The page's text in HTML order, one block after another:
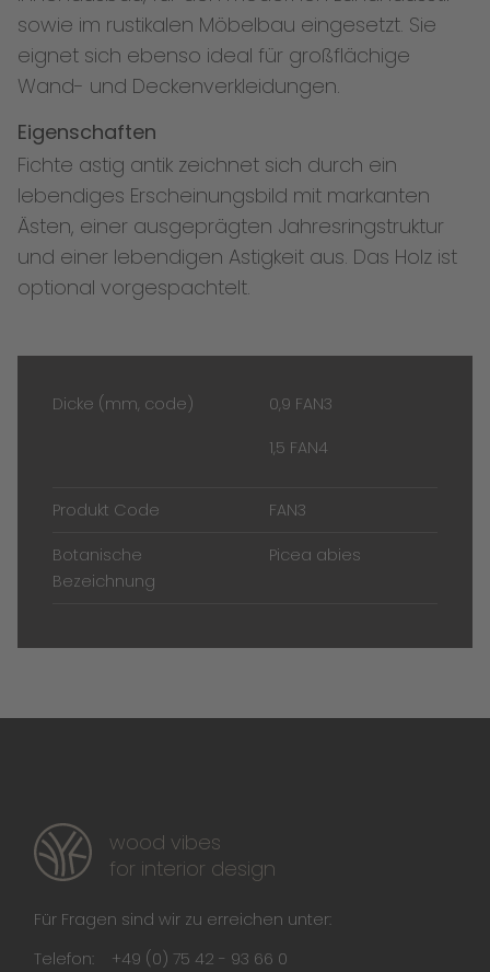
sowie im rustikalen Möbelbau eingesetzt. Sie
eignet sich ebenso ideal für großflächige
Wand- und Deckenverkleidungen.
Eigenschaften
Fichte astig antik zeichnet sich durch ein
lebendiges Erscheinungsbild mit markanten
Ästen, einer ausgeprägten Jahresringstruktur
und einer lebendigen Astigkeit aus. Das Holz ist
optional vorgespachtelt.
Dicke (mm, code)
0,9 FAN3
1,5 FAN4
Produkt Code FAN3
Botanische
Bezeichnung
Picea abies
wood vibes
for interior design
Für Fragen sind wir zu erreichen unter:
Telefon:
+49 (0) 75 42 - 93 66 0